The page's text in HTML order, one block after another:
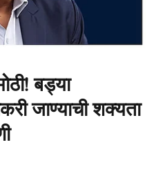
बड्या
जाण्याची शक्यता